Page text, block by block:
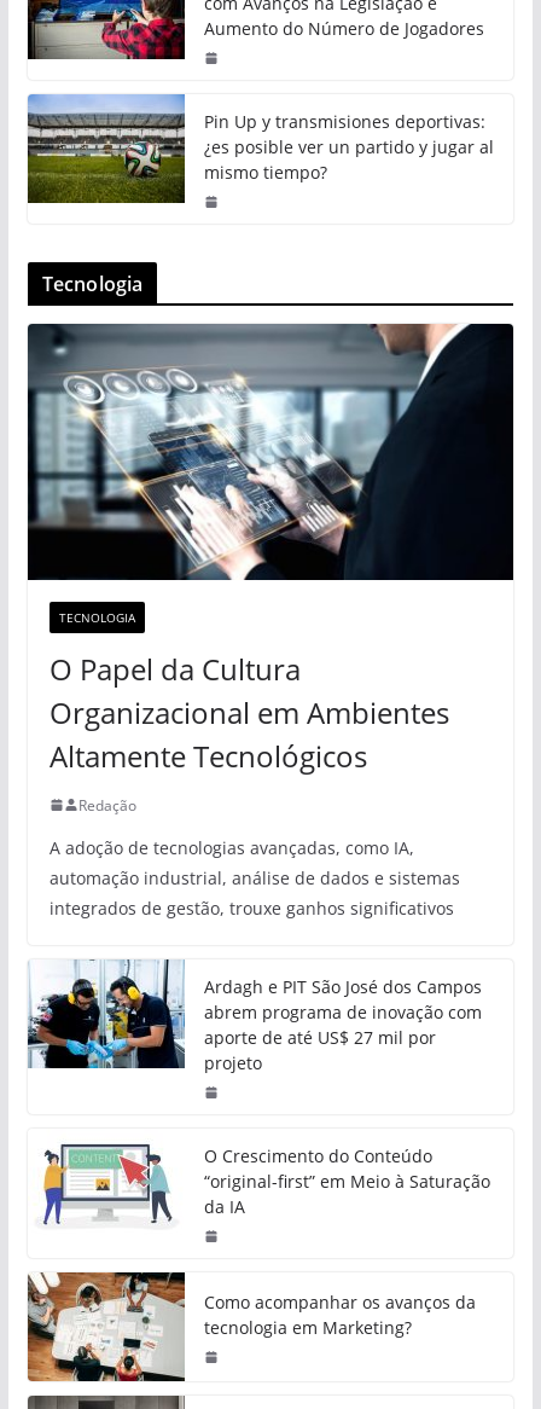
Aumento do Número de Jogadores
Pin Up y transmisiones deportivas:
¿es posible ver un partido y jugar al
mismo tiempo?
Tecnologia
TECNOLOGIA
O Papel da Cultura
Organizacional em Ambientes
Altamente Tecnológicos
Redação
A adoção de tecnologias avançadas, como IA,
automação industrial, análise de dados e sistemas
integrados de gestão, trouxe ganhos significativos
Ardagh e PIT São José dos Campos
abrem programa de inovação com
aporte de até US$ 27 mil por
projeto
O Crescimento do Conteúdo
“original-first” em Meio à Saturação
da IA
Como acompanhar os avanços da
tecnologia em Marketing?